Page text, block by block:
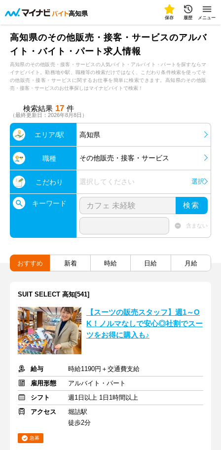
高知県
保存 履歴 メニュー
高知県のその他販売・接客・サービスのアルバ
イト・バイト・パート求人情報
高知県のその他販売・接客・サービスの人気バイト・アルバイト・パートを探すならマ
イナビバイト。勤務地や駅、職種等の検索だけではなく、こだわり条件検索を使ってそ
の他販売・接客・サービスに関するお仕事を簡単に検索できます。高知県のその他販
売・接客・サービスのお仕事探しはマイナビバイトで検索！
検索結果 17 件
（最終更新日：2026年8月8日）
エリア/駅 高知県
職種 その他販売・接客・サービス
こだわり 選択してください 選択
キーワード 検索
含まない
おすすめ 新着 時給 日給 月給
SUIT SELECT 高知[541]
【スーツの販売スタッフ】週1～O
K！ノルマなしで安心◎社割でスー
ツをお得に購入も♪
給与
時給1190円＋交通費支給
雇用形態
アルバイト・パート
シフト
週1日以上 1日1時間以上
アクセス
堀詰駅
徒歩2分
急募